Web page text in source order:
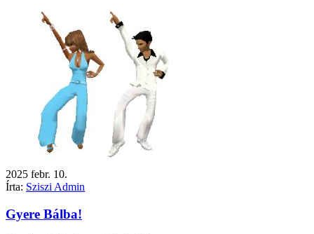
2025 febr. 10.
Írta: Sziszi Admin
Gyere Bálba!